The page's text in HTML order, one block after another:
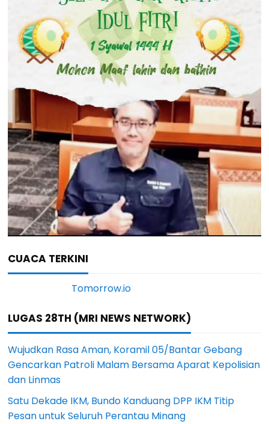
CUACA TERKINI
LUGAS 28TH (MRI NEWS NETWORK)
Wujudkan Rasa Aman, Koramil 05/Bantar Gebang
Gencarkan Patroli Malam Bersama Aparat Kepolisian
dan Linmas
Satu Dekade IKM, Bundo Kanduang DPP IKM Titip
Pesan untuk Seluruh Perantau Minang